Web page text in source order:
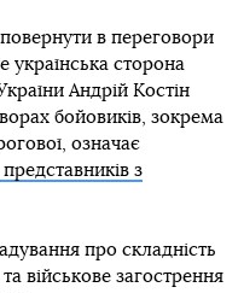
в переговори
українська сторона
Андрій Костін
бойовиків, зокрема
означає
з
про складність
та військове загострення